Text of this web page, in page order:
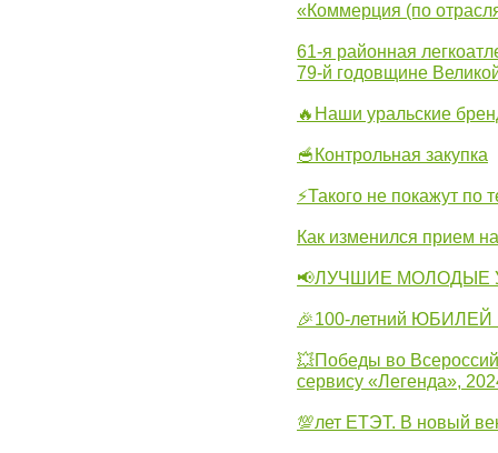
«Коммерция (по
61-я районная
79-й годовщине
🔥Наши уральские
🥣Контрольная закупка
⚡Такого не покажут по
Как изменился прием
📢ЛУЧШИЕ МОЛОДЫЕ
🎉100-летний ЮБИЛЕЙ
💥Победы во
сервису «Легенда»,
💯лет ЕТЭТ. В новый